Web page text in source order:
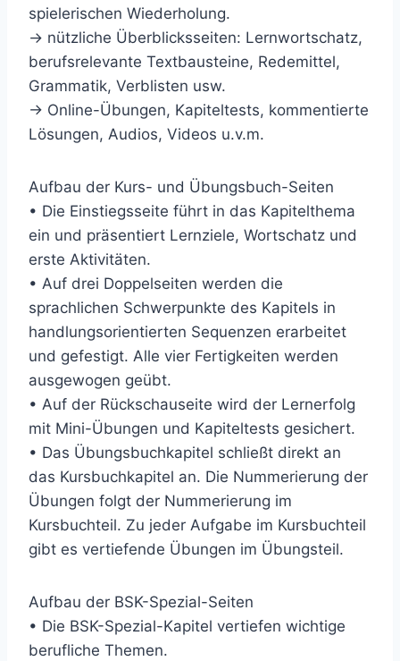
spielerischen Wiederholung.
→ nützliche Überblicksseiten: Lernwortschatz,
berufsrelevante Textbausteine, Redemittel,
Grammatik, Verblisten usw.
→ Online-Übungen, Kapiteltests, kommentierte
Lösungen, Audios, Videos u.v.m.
Aufbau der Kurs- und Übungsbuch-Seiten
• Die Einstiegsseite führt in das Kapitelthema
ein und präsentiert Lernziele, Wortschatz und
erste Aktivitäten.
• Auf drei Doppelseiten werden die
sprachlichen Schwerpunkte des Kapitels in
handlungsorientierten Sequenzen erarbeitet
und gefestigt. Alle vier Fertigkeiten werden
ausgewogen geübt.
• Auf der Rückschauseite wird der Lernerfolg
mit Mini-Übungen und Kapiteltests gesichert.
• Das Übungsbuchkapitel schließt direkt an
das Kursbuchkapitel an. Die Nummerierung der
Übungen folgt der Nummerierung im
Kursbuchteil. Zu jeder Aufgabe im Kursbuchteil
gibt es vertiefende Übungen im Übungsteil.
Aufbau der BSK-Spezial-Seiten
• Die BSK-Spezial-Kapitel vertiefen wichtige
berufliche Themen.